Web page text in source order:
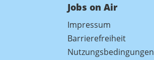
Jobs on Air
Impressum
Barrierefreiheit
Nutzungsbedingungen